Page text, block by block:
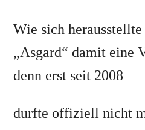
Wie sich herausstellte
„Asgard“ damit eine
denn erst seit 2008
durfte offiziell nicht